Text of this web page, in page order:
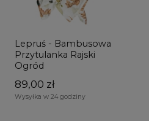
Lepruś - Bambusowa
Przytulanka Rajski
Ogród
89,00 zł
Wysyłka w 24 godziny